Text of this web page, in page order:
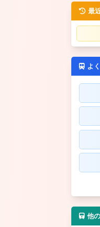
最
よ
他